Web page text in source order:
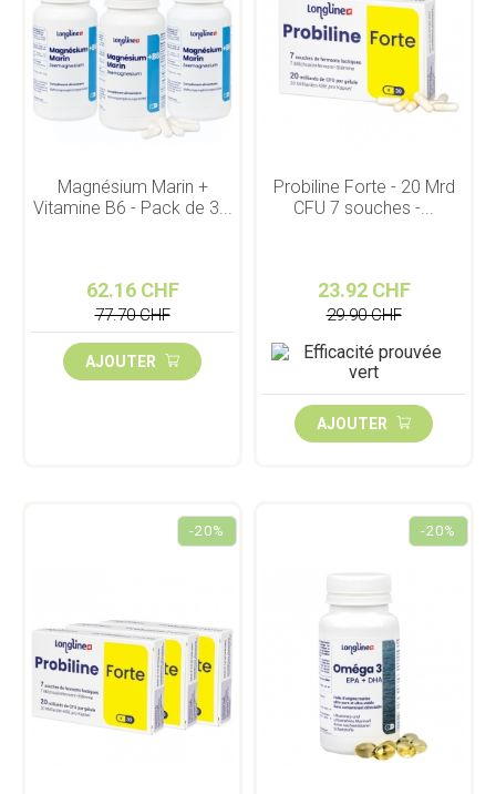
Magnésium Marin +
Vitamine B6 - Pack de 3...
62.16 CHF
77.70 CHF
AJOUTER
Probiline Forte - 20 Mrd
CFU 7 souches -...
23.92 CHF
29.90 CHF
AJOUTER
-20% -20%